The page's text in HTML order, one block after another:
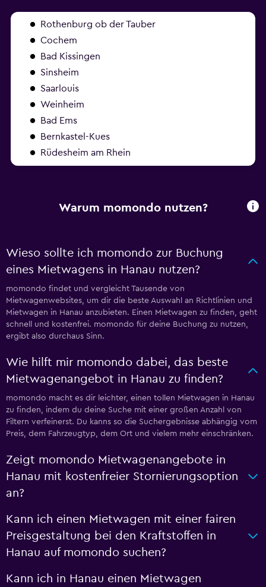
Rothenburg ob der Tauber
Cochem
Bad Kissingen
Sinsheim
Saarlouis
Weinheim
Bad Ems
Bernkastel-Kues
Rüdesheim am Rhein
Warum momondo nutzen?
Wieso sollte ich momondo zur Buchung
eines Mietwagens in Hanau nutzen?
momondo findet und vergleicht Tausende von
Mietwagenwebsites, um dir die beste Auswahl an Richtlinien und
Mietwagen in Hanau anzubieten. Einen Mietwagen zu finden, geht
schnell und kostenfrei. momondo für deine Buchung zu nutzen,
ergibt also durchaus Sinn.
Wie hilft mir momondo dabei, das beste
Mietwagenangebot in Hanau zu finden?
momondo macht es dir leichter, einen tollen Mietwagen in Hanau
zu finden, indem du deine Suche mit einer großen Anzahl von
Filtern verfeinerst. Du kanns so die Suchergebnisse abhängig vom
Preis, dem Fahrzeugtyp, dem Ort und vielem mehr einschränken.
Zeigt momondo Mietwagenangebote in
Hanau mit kostenfreier Stornierungsoption
an?
Kann ich einen Mietwagen mit einer fairen
Preisgestaltung bei den Kraftstoffen in
Hanau auf momondo suchen?
Kann ich in Hanau einen Mietwagen